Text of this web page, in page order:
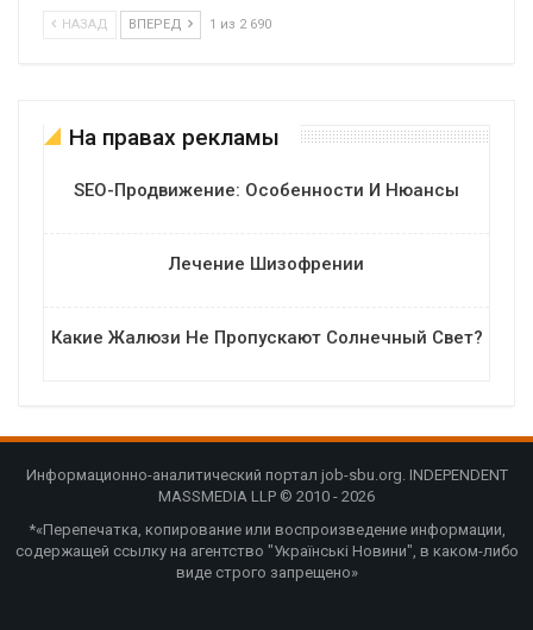
НАЗАД ВПЕРЕД 1 из 2 690
На правах рекламы
SEO-Продвижение: Особенности И Нюансы
Лечение Шизофрении
Какие Жалюзи Не Пропускают Солнечный Свет?
Информационно-аналитический портал job-sbu.org. INDEPENDENT
MASSMEDIA LLP © 2010 - 2026
*«Перепечатка, копирование или воспроизведение информации,
содержащей ссылку на агентство "Українські Новини", в каком-либо
виде строго запрещено»